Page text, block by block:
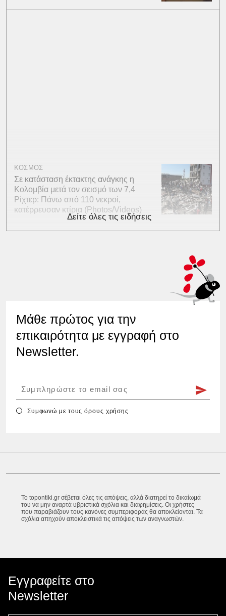
ΚΟΣΜΟΣ
Σε κατάσταση έκτακτης ανάγκης η
Κολομβία μετά τον σεισμό των 7,4
Ρίχτερ: Πάνω από 110 νεκροί,
κατέρρευσαν κτίρια (Photos/Videos)
Δείτε όλες τις ειδήσεις
Μάθε πρώτος για την
επικαιρότητα με εγγραφή στο
Newsletter.
Συμφωνώ με τουςόρους χρήσης
Το topontiki.gr σέβεται όλες τις απόψεις, αλλά διατηρεί το δικαίωμά
του να μην αναρτά υβριστικά σχόλια και διαφημίσεις. Οι χρήστες
που παραβιάζουν τους κανόνες συμπεριφοράς θα αποκλείονται. Τα
σχόλια απηχούν αποκλειστικά τις απόψεις των αναγνωστών.
Εγγραφείτε στο
Newsletter